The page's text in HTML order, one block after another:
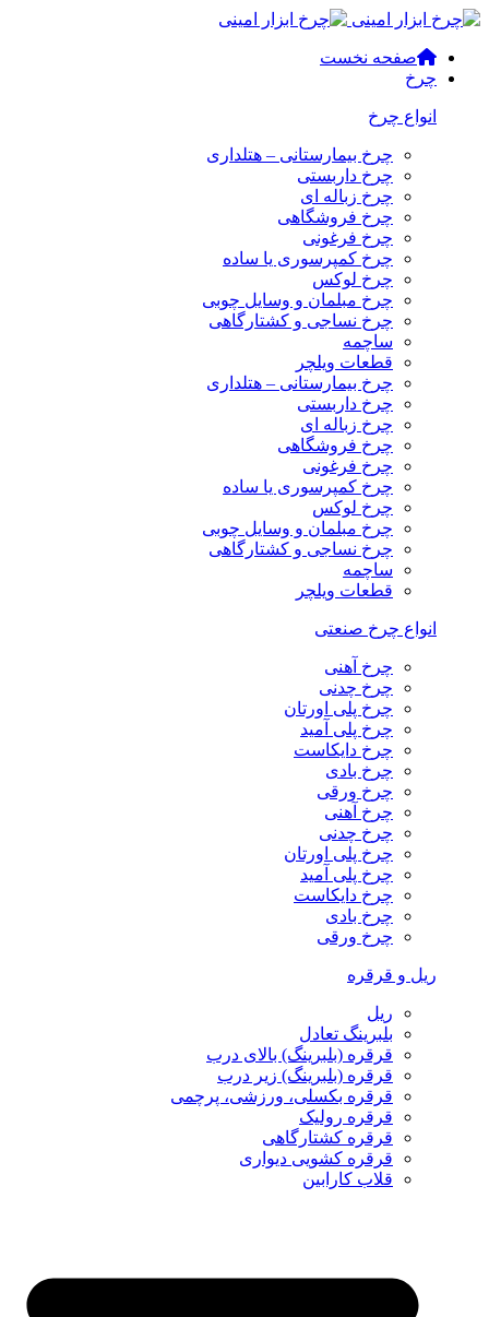
صفحه نخست
چرخ
انواع چرخ
چرخ بیمارستانی – هتلداری
چرخ داربستی
چرخ زباله ای
چرخ فروشگاهی
چرخ فرغونی
چرخ کمپرسوری یا ساده
چرخ لوکس
چرخ مبلمان و وسایل چوبی
چرخ نساجی و کشتارگاهی
ساچمه
قطعات ویلچر
چرخ بیمارستانی – هتلداری
چرخ داربستی
چرخ زباله ای
چرخ فروشگاهی
چرخ فرغونی
چرخ کمپرسوری یا ساده
چرخ لوکس
چرخ مبلمان و وسایل چوبی
چرخ نساجی و کشتارگاهی
ساچمه
قطعات ویلچر
انواع چرخ صنعتی
چرخ آهنی
چرخ چدنی
چرخ پلی اورتان
چرخ پلی آمید
چرخ دایکاست
چرخ بادی
چرخ ورقی
چرخ آهنی
چرخ چدنی
چرخ پلی اورتان
چرخ پلی آمید
چرخ دایکاست
چرخ بادی
چرخ ورقی
ریل و قرقره
ریل
بلبرینگ تعادل
قرقره (بلبرینگ) بالای درب
قرقره (بلبرینگ) زیر درب
قرقره بکسلی، ورزشی، پرچمی
قرقره رولیک
قرقره کشتارگاهی
قرقره کشویی دیواری
قلاب کارابین